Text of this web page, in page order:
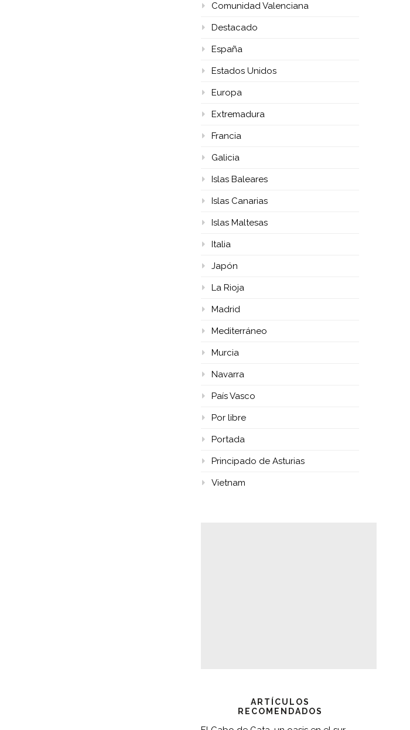
Comunidad Valenciana
Destacado
España
Estados Unidos
Europa
Extremadura
Francia
Galicia
Islas Baleares
Islas Canarias
Islas Maltesas
Italia
Japón
La Rioja
Madrid
Mediterráneo
Murcia
Navarra
País Vasco
Por libre
Portada
Principado de Asturias
Vietnam
ARTÍCULOS
RECOMENDADOS